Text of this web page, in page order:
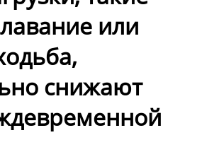
или
снижают